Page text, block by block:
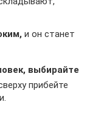
и он станет
выбирайте
прибейте